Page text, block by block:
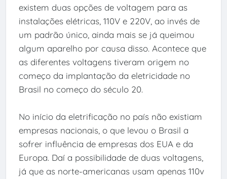
existem duas opções de voltagem para as
instalações elétricas, 110V e 220V, ao invés de
um padrão único, ainda mais se já queimou
algum aparelho por causa disso. Acontece que
as diferentes voltagens tiveram origem no
começo da implantação da eletricidade no
Brasil no começo do século 20.
No início da eletrificação no país não existiam
empresas nacionais, o que levou o Brasil a
sofrer influência de empresas dos EUA e da
Europa. Daí a possibilidade de duas voltagens,
já que as norte-americanas usam apenas 110v